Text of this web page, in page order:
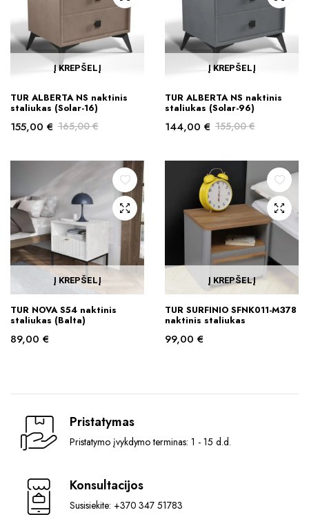
Į KREPŠELĮ
TUR ALBERTA NS naktinis
staliukas (Solar-16)
165,00€
165,00 €.
155,00 €
155,00 €.
Į KREPŠELĮ
TUR ALBERTA NS naktinis
staliukas (Solar-96)
155,00€
155,00 €.
144,00 €
144,00 €.
Į KREPŠELĮ
TUR NOVA S54 naktinis
staliukas (Balta)
89,00 €
Į KREPŠELĮ
TUR SURFINIO SFNK011-M378
naktinis staliukas
99,00 €
Pristatymas
Pristatymo įvykdymo terminas: 1 - 15 d.d.
Konsultacijos
Susisiekite: +370 347 51783